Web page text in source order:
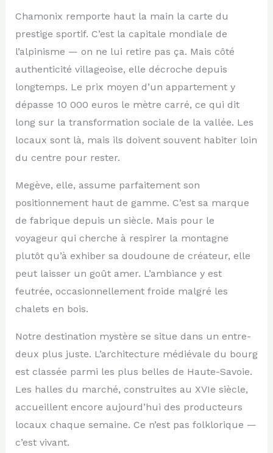
Chamonix remporte haut la main la carte du
prestige sportif. C’est la capitale mondiale de
l’alpinisme — on ne lui retire pas ça. Mais côté
authenticité villageoise, elle décroche depuis
longtemps. Le prix moyen d’un appartement y
dépasse 10 000 euros le mètre carré, ce qui dit
long sur la transformation sociale de la vallée. Les
locaux sont là, mais ils doivent souvent habiter loin
du centre pour rester.
Megève, elle, assume parfaitement son
positionnement haut de gamme. C’est sa marque
de fabrique depuis un siècle. Mais pour le
voyageur qui cherche à respirer la montagne
plutôt qu’à exhiber sa doudoune de créateur, elle
peut laisser un goût amer. L’ambiance y est
feutrée, occasionnellement froide malgré les
chalets en bois.
Notre destination mystère se situe dans un entre-
deux plus juste. L’architecture médiévale du bourg
est classée parmi les plus belles de Haute-Savoie.
Les halles du marché, construites au XVIe siècle,
accueillent encore aujourd’hui des producteurs
locaux chaque semaine. Ce n’est pas folklorique —
c’est vivant.